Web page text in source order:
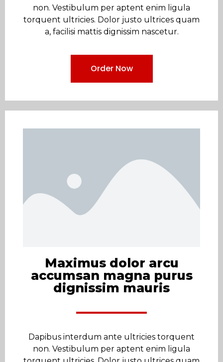
non. Vestibulum per aptent enim ligula
torquent ultricies. Dolor justo ultrices quam
a, facilisi mattis dignissim nascetur.
Order Now
Maximus dolor arcu
accumsan magna purus
dignissim mauris
Dapibus interdum ante ultricies torquent
non. Vestibulum per aptent enim ligula